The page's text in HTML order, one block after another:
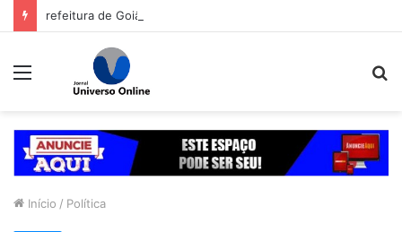
Menu
Início / Política